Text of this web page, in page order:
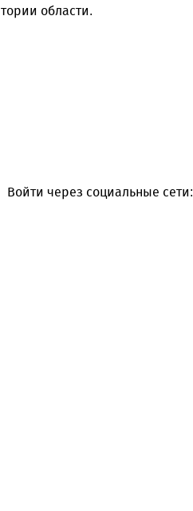
области.
Войти через социальные сети: